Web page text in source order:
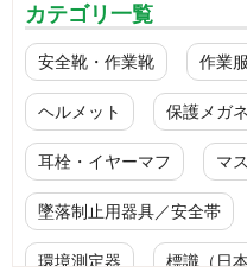
カテゴリ一覧
安全靴・作業靴 作業
ヘルメット 保護メガネ
耳栓・イヤーマフ マ
墜落制止用器具／安全帯
環境測定器 標識（日